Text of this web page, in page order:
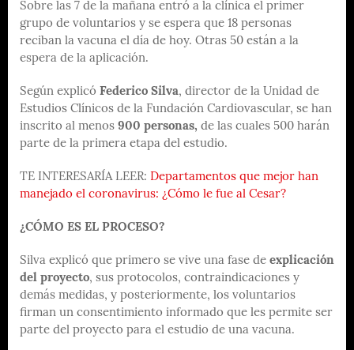
Sobre las 7 de la mañana entró a la clínica el primer
grupo de voluntarios y se espera que 18 personas
reciban la vacuna el día de hoy. Otras 50 están a la
espera de la aplicación.
Según explicó Federico Silva, director de la Unidad de
Estudios Clínicos de la Fundación Cardiovascular, se han
inscrito al menos 900 personas, de las cuales 500 harán
parte de la primera etapa del estudio.
TE INTERESARÍA LEER: Departamentos que mejor han
manejado el coronavirus: ¿Cómo le fue al Cesar?
¿CÓMO ES EL PROCESO?
Silva explicó que primero se vive una fase de explicación
del proyecto, sus protocolos, contraindicaciones y
demás medidas, y posteriormente, los voluntarios
firman un consentimiento informado que les permite ser
parte del proyecto para el estudio de una vacuna.